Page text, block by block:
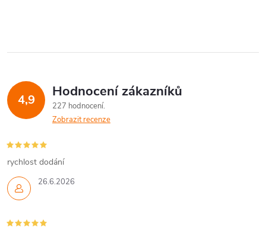
4,9 Hodnocení zákazníků
227 hodnocení
Zobrazit recenze
26.6.2026
rychlost dodání